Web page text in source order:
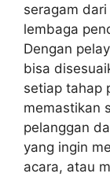
seragam
lembaga
Dengan
bisa
setiap tahap
memastikan
pelanggan
yang ingin
acara, atau